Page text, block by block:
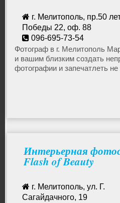
Городские службы
IT, интернет, телеком
Праздники, мероприятия
Медиа, реклама, полиграфия
г. Мелитополь, пр.50
Победы 22, оф. 88
096-695-73-54
Фотограф в г. Мелитополь
и вашим близким создать
фотографии и запечатлеть
Интерьерная
Flash of Beauty
г. Мелитополь, ул. Г.
Сагайдачного, 19